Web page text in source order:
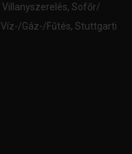
Villanyszerelés, Sofőr/
Víz-/Gáz-/Fűtés, Stuttgarti